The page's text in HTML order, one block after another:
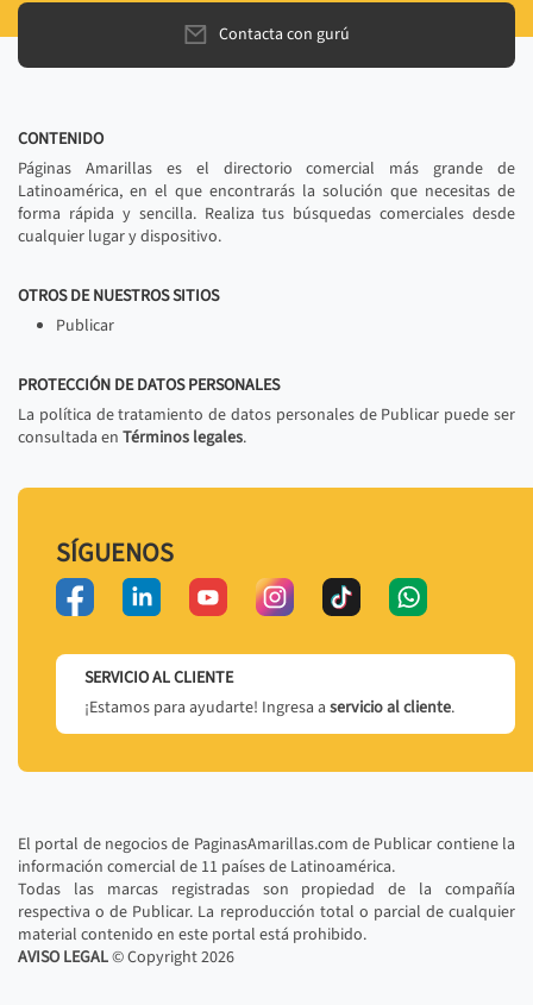
Contacta con gurú
CONTENIDO
Páginas Amarillas es el directorio comercial más grande de
Latinoamérica, en el que encontrarás la solución que necesitas de
forma rápida y sencilla. Realiza tus búsquedas comerciales desde
cualquier lugar y dispositivo.
OTROS DE NUESTROS SITIOS
Publicar
PROTECCIÓN DE DATOS PERSONALES
La política de tratamiento de datos personales de Publicar puede ser
consultada en Términos legales.
SÍGUENOS
SERVICIO AL CLIENTE
¡Estamos para ayudarte! Ingresa a servicio al cliente.
El portal de negocios de PaginasAmarillas.com de Publicar contiene la
información comercial de 11 países de Latinoamérica.
Todas las marcas registradas son propiedad de la compañía
respectiva o de Publicar. La reproducción total o parcial de cualquier
material contenido en este portal está prohibido.
AVISO LEGAL© Copyright2026